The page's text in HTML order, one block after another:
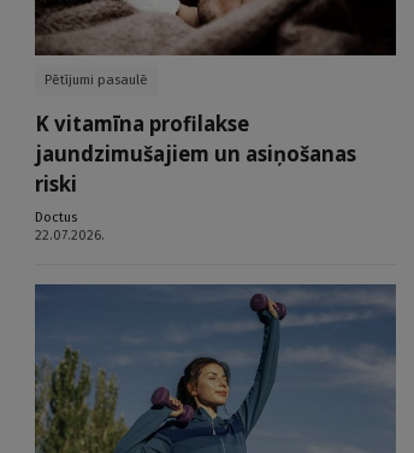
Pētījumi pasaulē
K vitamīna profilakse
jaundzimušajiem un asiņošanas
riski
Doctus
22.07.2026.